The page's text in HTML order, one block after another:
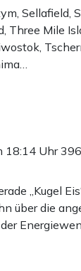
Sellafield,
Three Mile
18:14 Uhr
„Kugel
über die